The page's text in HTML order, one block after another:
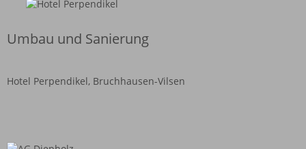
Umbau und Sanierung
Hotel Perpendikel, Bruchhausen-Vilsen